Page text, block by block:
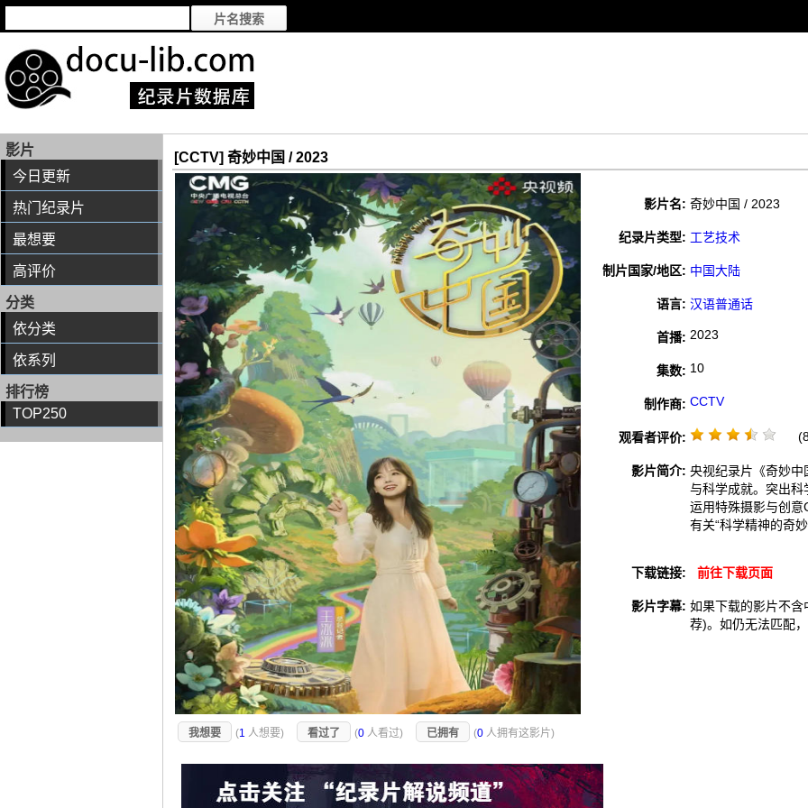
影片
今日更新
热门纪录片
最想要
高评价
分类
依分类
依系列
排行榜
TOP250
[CCTV] 奇妙中国 / 2023
影片名: 奇妙中国 / 2023
纪录片类型: 工艺技术
制片国家/地区: 中国大陆
语言: 汉语普通话
首播: 2023
集数: 10
制作商: CCTV
观看者评价:
影片简介: 央视纪录片《奇妙
与科学成就。突出科
运用特殊摄影与创意
有关“科学精神的奇妙
下载链接: 前往下载页面
影片字幕: 如果下载的影片不含
荐)。如仍无法匹配
我想要 (1 人想要) 看过了 (0 人看过) 已拥有 (0 人拥有这影片)